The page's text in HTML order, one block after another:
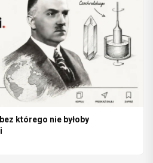
którego nie byłoby